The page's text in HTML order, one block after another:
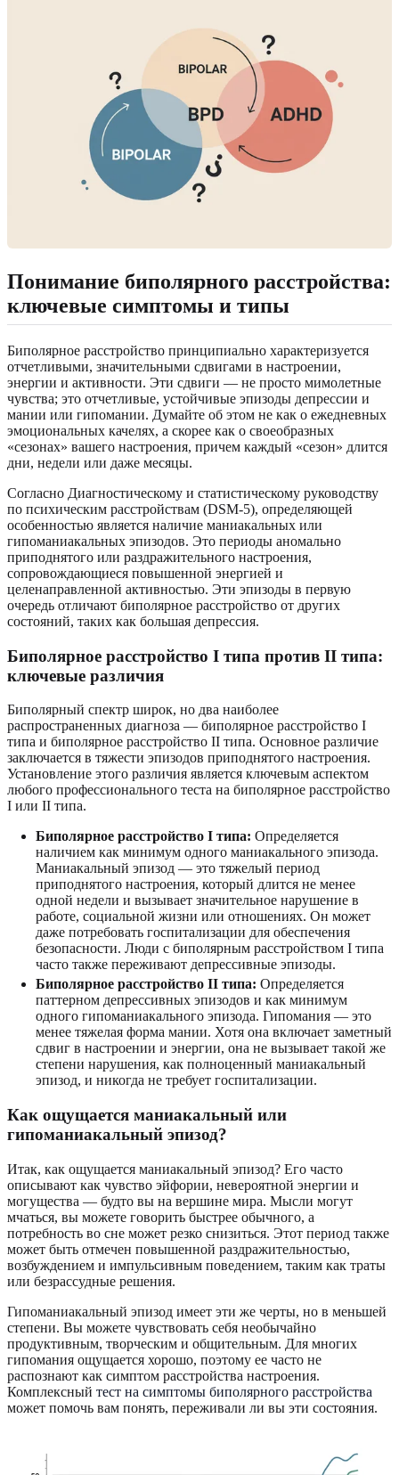
Понимание биполярного расстройства:
ключевые симптомы и типы
Биполярное расстройство принципиально характеризуется
отчетливыми, значительными сдвигами в настроении,
энергии и активности. Эти сдвиги — не просто мимолетные
чувства; это отчетливые, устойчивые эпизоды депрессии и
мании или гипомании. Думайте об этом не как о ежедневных
эмоциональных качелях, а скорее как о своеобразных
«сезонах» вашего настроения, причем каждый «сезон» длится
дни, недели или даже месяцы.
Согласно Диагностическому и статистическому руководству
по психическим расстройствам (DSM-5), определяющей
особенностью является наличие маниакальных или
гипоманиакальных эпизодов. Это периоды аномально
приподнятого или раздражительного настроения,
сопровождающиеся повышенной энергией и
целенаправленной активностью. Эти эпизоды в первую
очередь отличают биполярное расстройство от других
состояний, таких как большая депрессия.
Биполярное расстройство I типа против II типа:
ключевые различия
Биполярный спектр широк, но два наиболее
распространенных диагноза — биполярное расстройство I
типа и биполярное расстройство II типа. Основное различие
заключается в тяжести эпизодов приподнятого настроения.
Установление этого различия является ключевым аспектом
любого профессионального теста на биполярное расстройство
I или II типа.
Биполярное расстройство I типа: Определяется
наличием как минимум одного маниакального эпизода.
Маниакальный эпизод — это тяжелый период
приподнятого настроения, который длится не менее
одной недели и вызывает значительное нарушение в
работе, социальной жизни или отношениях. Он может
даже потребовать госпитализации для обеспечения
безопасности. Люди с биполярным расстройством I типа
часто также переживают депрессивные эпизоды.
Биполярное расстройство II типа: Определяется
паттерном депрессивных эпизодов и как минимум
одного гипоманиакального эпизода. Гипомания — это
менее тяжелая форма мании. Хотя она включает заметный
сдвиг в настроении и энергии, она не вызывает такой же
степени нарушения, как полноценный маниакальный
эпизод, и никогда не требует госпитализации.
Как ощущается маниакальный или
гипоманиакальный эпизод?
Итак, как ощущается маниакальный эпизод? Его часто
описывают как чувство эйфории, невероятной энергии и
могущества — будто вы на вершине мира. Мысли могут
мчаться, вы можете говорить быстрее обычного, а
потребность во сне может резко снизиться. Этот период также
может быть отмечен повышенной раздражительностью,
возбуждением и импульсивным поведением, таким как траты
или безрассудные решения.
Гипоманиакальный эпизод имеет эти же черты, но в меньшей
степени. Вы можете чувствовать себя необычайно
продуктивным, творческим и общительным. Для многих
гипомания ощущается хорошо, поэтому ее часто не
распознают как симптом расстройства настроения.
Комплексный тест на симптомы биполярного расстройства
может помочь вам понять, переживали ли вы эти состояния.